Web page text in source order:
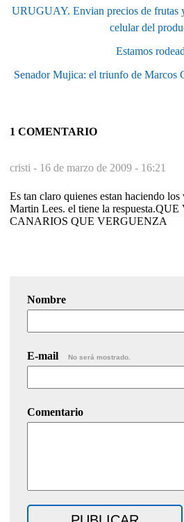
URUGUAY. Envian precios de frutas
celular del
Estamos
Senador Mujica: el triunfo de Marcos
1 COMENTARIO
cristi - 16 de marzo de 2009 - 16:21
Es tan claro quienes estan haciendo
Martin Lees. el tiene la
CANARIOS QUE VERGUENZA
Nombre
E-mail No será mostrado.
Comentario